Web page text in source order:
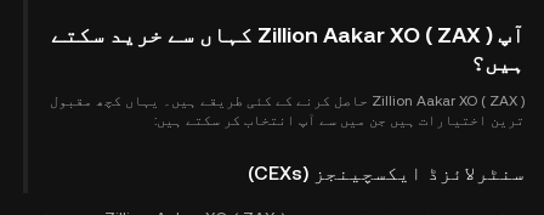
آپ Zillion Aakar XO ( ZAX ) کہاں سے خرید سکتے
ہیں؟
Zillion Aakar XO ( ZAX ) حاصل کرنے کے کئی طریقے ہیں۔ یہاں کچھ مقبول
ترین اختیارات ہیں جن میں سے آپ انتخاب کر سکتے ہیں:
سنٹرلائزڈ ایکسچینجز (CEXs)